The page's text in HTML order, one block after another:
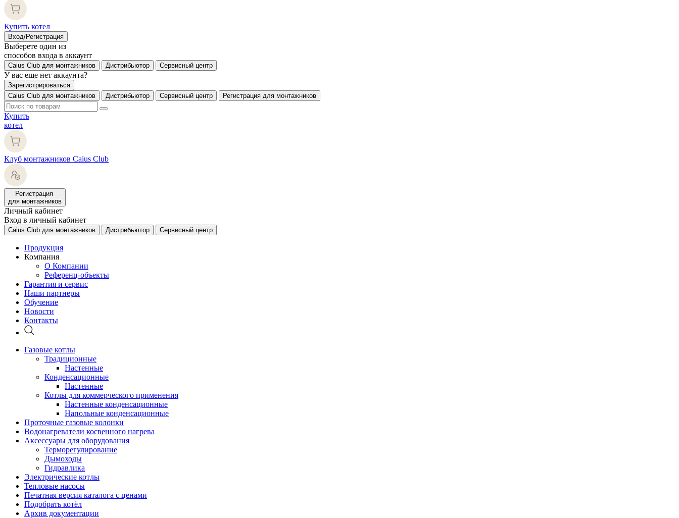
Купить котел
Вход/Регистрация
Выберете один из
способов входа в аккаунт
Caius Club для монтажников Дистрибьютор Сервисный центр
У вас еще нет аккаунта?
Зарегистрироваться
Caius Club для монтажников
Дистрибьютор Сервисный центр Регистрация для монтажников
Купить
котел
Клуб монтажников Caius Club
Регистрация
для монтажников
Личный кабинет
Вход в личный кабинет
Caius Club для монтажников Дистрибьютор Сервисный центр
Продукция
Компания
О Компании
Референц-объекты
Гарантия и сервис
Наши партнеры
Обучение
Новости
Контакты
Газовые котлы
Традиционные
Настенные
Конденсационные
Настенные
Котлы для коммерческого применения
Настенные конденсационные
Напольные конденсационные
Проточные газовые колонки
Водонагреватели косвенного нагрева
Аксессуары для оборудования
Терморегулирование
Дымоходы
Гидравлика
Электрические котлы
Тепловые насосы
Печатная версия каталога с ценами
Подобрать котёл
Архив документации